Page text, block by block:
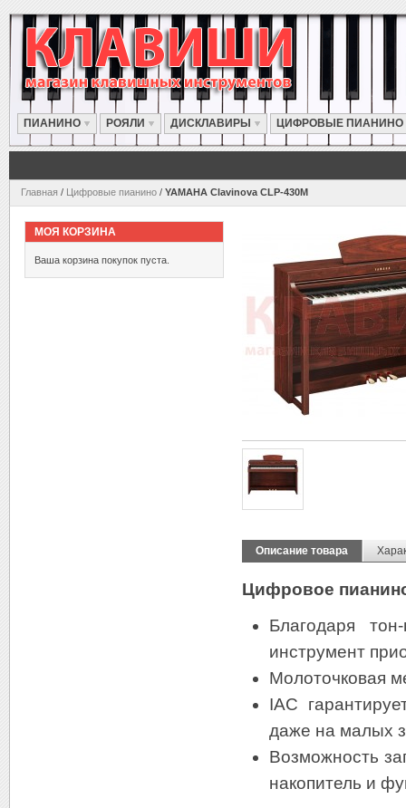
ПИАНИНО РОЯЛИ ДИСКЛАВИРЫ ЦИФРОВЫЕ ПИАНИНО
Главная / Цифровые пианино / YAMAHA Clavinova CLP-430M
Описание товара
Цифровое
Благодаря
инструмент
Молоточковая
IAC
даже на малых
Возможность
накопитель и
МОЯ КОРЗИНА
Ваша корзина покупок пуста.